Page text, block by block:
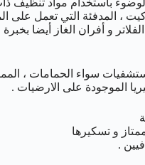
باستخدام مواد تنظيف
، المدفئة التي تعمل على
و أفران الغاز أيضا
سواء الحمامات ،
و تسكيرها
.